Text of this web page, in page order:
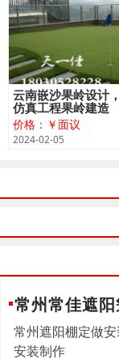
云南嵌沙果岭设计
仿真工程果岭建造
价格：￥面议
2024-02-05
常州常佳遮
常州遮阳棚定做
安装制作